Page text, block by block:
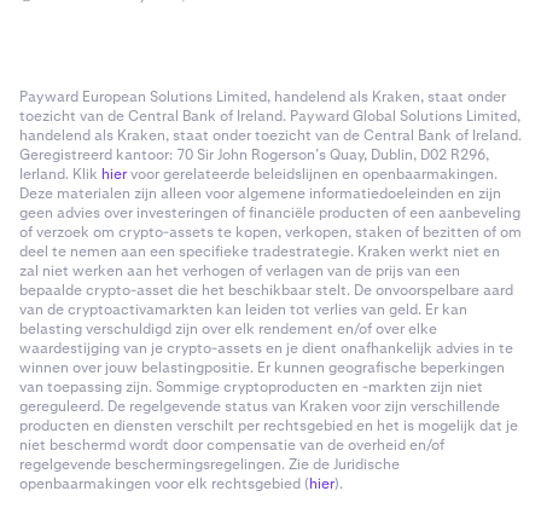
Payward European Solutions Limited, handelend als Kraken, staat onder
toezicht van de Central Bank of Ireland. Payward Global Solutions Limited,
handelend als Kraken, staat onder toezicht van de Central Bank of Ireland.
Geregistreerd kantoor: 70 Sir John Rogerson’s Quay, Dublin, D02 R296,
Ierland. Klik hiervoor gerelateerde beleidslijnen en openbaarmakingen.
Deze materialen zijn alleen voor algemene informatiedoeleinden en zijn
geen advies over investeringen of financiële producten of een aanbeveling
of verzoek om crypto-assets te kopen, verkopen, staken of bezitten of om
deel te nemen aan een specifieke tradestrategie. Kraken werkt niet en
zal niet werken aan het verhogen of verlagen van de prijs van een
bepaalde crypto-asset die het beschikbaar stelt. De onvoorspelbare aard
van de cryptoactivamarkten kan leiden tot verlies van geld. Er kan
belasting verschuldigd zijn over elk rendement en/of over elke
waardestijging van je crypto-assets en je dient onafhankelijk advies in te
winnen over jouw belastingpositie. Er kunnen geografische beperkingen
van toepassing zijn. Sommige cryptoproducten en -markten zijn niet
gereguleerd. De regelgevende status van Kraken voor zijn verschillende
producten en diensten verschilt per rechtsgebied en het is mogelijk dat je
niet beschermd wordt door compensatie van de overheid en/of
regelgevende beschermingsregelingen. Zie de Juridische
openbaarmakingen voor elk rechtsgebied (hier).